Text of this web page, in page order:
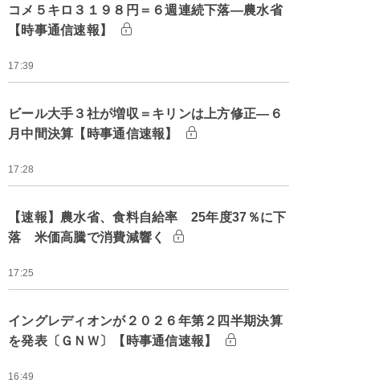
コメ５キロ３１９８円＝６週連続下落―農水省
【時事通信速報】
17:39
ビール大手３社が増収＝キリンは上方修正―６
月中間決算【時事通信速報】
17:28
【速報】農水省、食料自給率 25年度37％に下
落 米価高騰で消費減響く
17:25
イングレディオンが２０２６年第２四半期決算
を発表〔ＧＮＷ〕【時事通信速報】
16:49